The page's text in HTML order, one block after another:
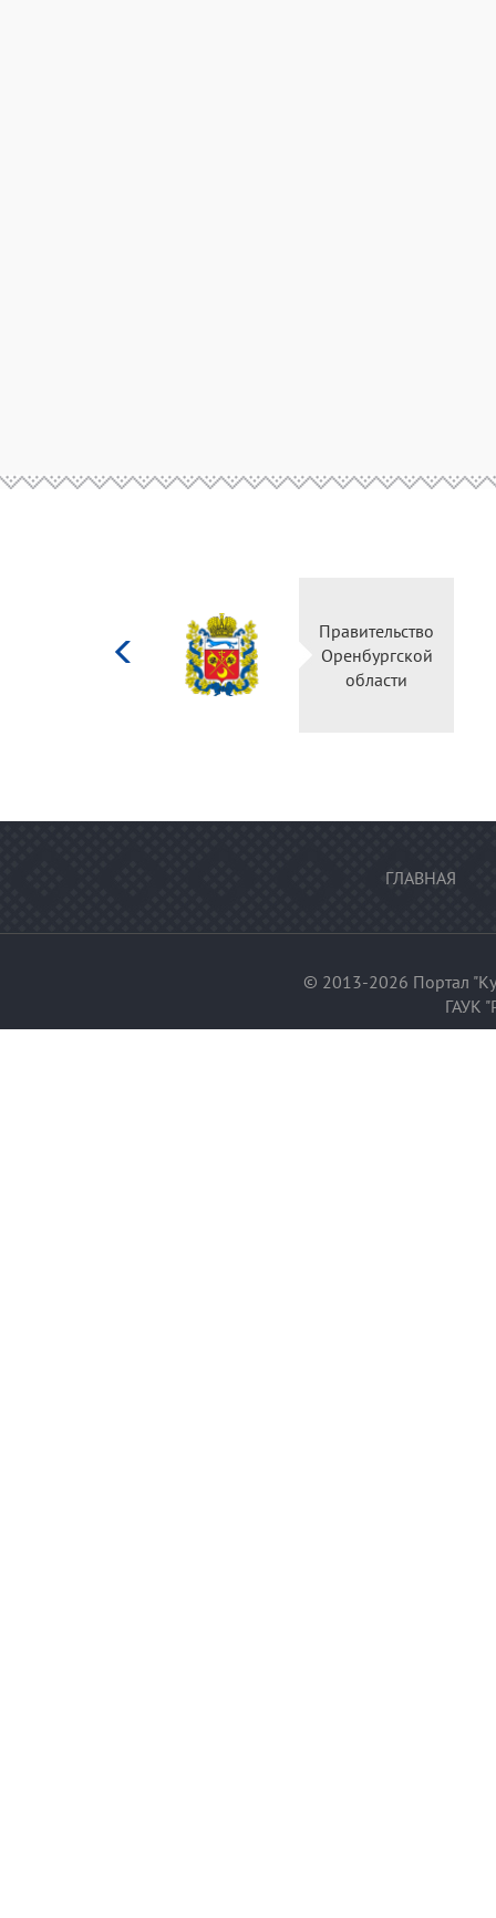
Министерство
культуры
Российской
федерации
ГЛАВНАЯ
© 2013-2026 Портал
ГАУК